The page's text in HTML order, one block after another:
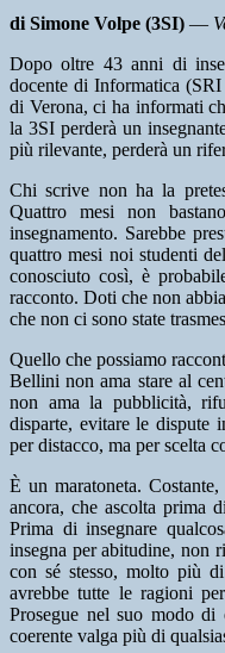
di Simone Volpe (3SI) —
Dopo oltre 43 anni di
docente di Informatica
di Verona, ci ha informati
la 3SI perderà un
più rilevante, perderà un
Chi scrive non ha la
Quattro mesi non
insegnamento. Sarebbe
quattro mesi noi studenti
conosciuto così, è
racconto. Doti che non
che non ci sono state
Quello che possiamo
Bellini non ama stare al
non ama la pubblicità,
disparte, evitare le dispute
per distacco, ma per scelta
È un maratoneta.
ancora, che ascolta prima
Prima di insegnare
insegna per abitudine, non
con sé stesso, molto più
avrebbe tutte le ragioni
Prosegue nel suo modo
coerente valga più di